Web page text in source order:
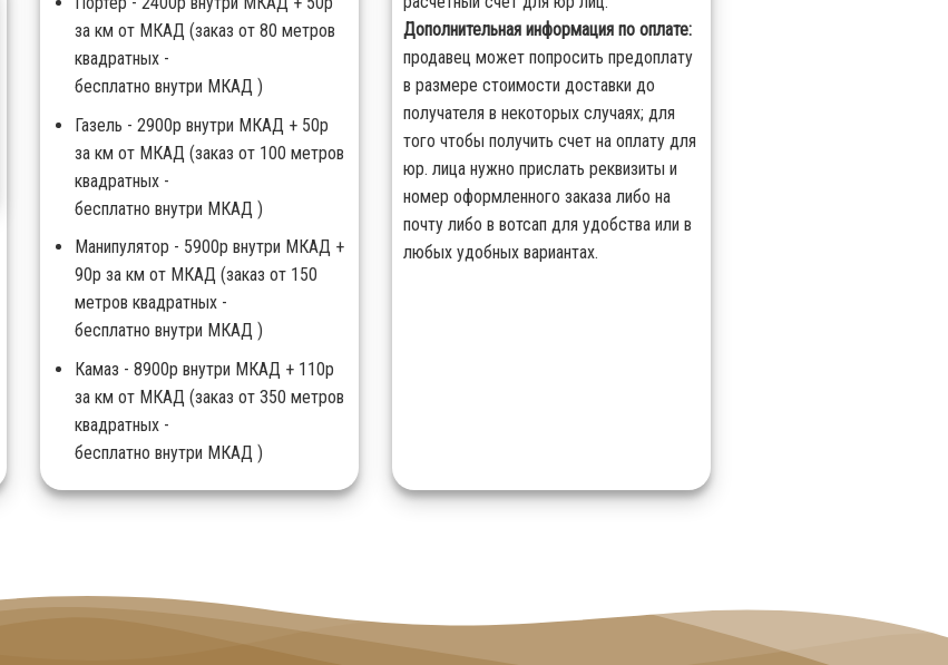
за км от МКАД (заказ от 80 метров
квадратных -
бесплатно внутри МКАД )
Газель - 2900р внутри МКАД + 50р
за км от МКАД (заказ от 100 метров
квадратных -
бесплатно внутри МКАД )
Манипулятор - 5900р внутри МКАД +
90р за км от МКАД (заказ от 150
метров квадратных -
бесплатно внутри МКАД )
Камаз - 8900р внутри МКАД + 110р
за км от МКАД (заказ от 350 метров
квадратных -
бесплатно внутри МКАД )
Дополнительная информация по оплате:
продавец может попросить предоплату
в размере стоимости доставки до
получателя в некоторых случаях; для
того чтобы получить счет на оплату для
юр. лица нужно прислать реквизиты и
номер оформленного заказа либо на
почту либо в вотсап для удобства или в
любых удобных вариантах.